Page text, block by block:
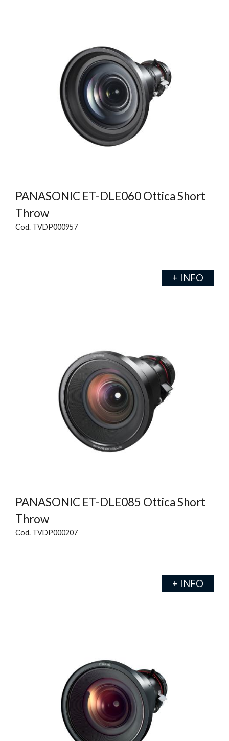
PANASONIC ET-DLE060 Ottica Short
Throw
Cod. TVDP000957
+ INFO
PANASONIC ET-DLE085 Ottica Short
Throw
Cod. TVDP000207
+ INFO